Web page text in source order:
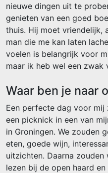
nieuwe dingen uit te
genieten van een goed
thuis. Hij moet vriendelijk,
man die me kan laten
voelen is belangrijk voor
maar ik heb wel een zwak
Waar ben je naar
Een perfecte dag voor mij
een picknick in een van
in Groningen. We zouden
eten, goede wijn,
uitzichten. Daarna zouden
lezen bij de open haard